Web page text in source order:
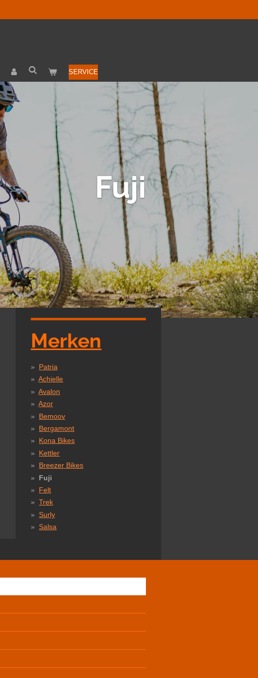
SERVICE
Fuji
Merken
Patria
Achielle
Avalon
Azor
Bemoov
Bergamont
Kona Bikes
Kettler
Breezer Bikes
Fuji
Felt
Trek
Surly
Salsa